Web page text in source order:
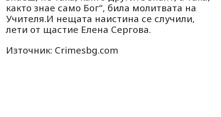
както знае само Бог“, била молитвата на
Учителя.И нещата наистина се случили,
лети от щастие Елена Сергова.
Източник: Crimesbg.com